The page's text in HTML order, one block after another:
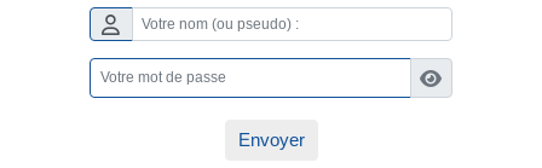
Envoyer